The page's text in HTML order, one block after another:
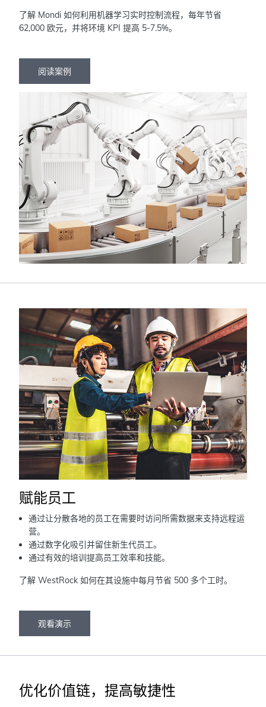
了解 Mondi 如何利用机器学习实时控制流程，每年节省
62,000 欧元，并将环境 KPI 提高 5-7.5%。
阅读案例
赋能员工
通过让分散各地的员工在需要时访问所需数据来支持远程运
营。
通过数字化吸引并留住新生代员工。
通过有效的培训提高员工效率和技能。
了解 WestRock 如何在其设施中每月节省 500 多个工时。
观看演示
优化价值链，提高敏捷性